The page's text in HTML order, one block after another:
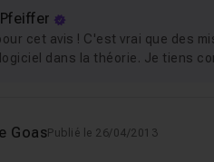
08 - Passe d'occlusion
cet avis ! C'est vrai que des
dans la théorie. Je tiens
GoasPublié le 26/04/2013